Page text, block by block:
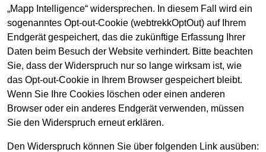
„Mapp Intelligence“ widersprechen. In diesem Fall wird ein
sogenanntes Opt-out-Cookie (webtrekkOptOut) auf Ihrem
Endgerät gespeichert, das die zukünftige Erfassung Ihrer
Daten beim Besuch der Website verhindert. Bitte beachten
Sie, dass der Widerspruch nur so lange wirksam ist, wie
das Opt-out-Cookie in Ihrem Browser gespeichert bleibt.
Wenn Sie Ihre Cookies löschen oder einen anderen
Browser oder ein anderes Endgerät verwenden, müssen
Sie den Widerspruch erneut erklären.
Den Widerspruch können Sie über folgenden Link ausüben: